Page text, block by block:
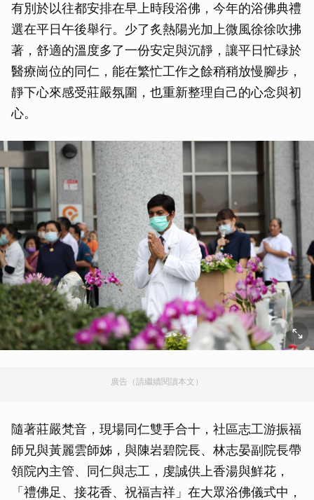
有別於以往都安排在早上時段浴佛，今年的浴佛典禮
選在平日午後舉行。少了炙熱陽光加上微風徐徐吹拂
著，舒適的溫度多了一份安定與沉靜，讓平日忙碌於
醫療崗位的同仁，能在繁忙工作之餘稍稍放慢腳步，
靜下心來感受莊嚴氛圍，也重新整理自己的心念與初
心。
廣告（請繼續閱讀本文）
隨著莊嚴梵音，現場同仁雙手合十，社區志工游振福
師兄與黃麗雲師姊，與陳岩碧院長、林志晏副院長帶
領院內主管、同仁與志工，虔誠供上香湯與鮮花，
「禮佛足、接花香、祝福吉祥」在大眾浴佛儀式中，